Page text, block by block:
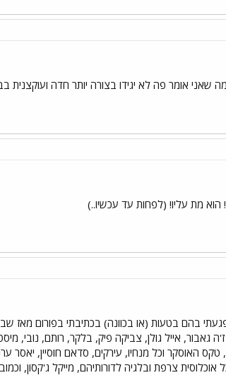
אומר פה לא יגידו בצורה יותר חדה ועוקצנית
הוא מת עליו! (לפחות עד עכשיו..)
בהם בטעות (או בכוונה) בכתיבתי בפורום מאז
גאבור, אייל גולן, צביקה פיק, בלקר, רותם, נובי,
טקס האוסקר וכל מנחיו, עירקים, סדאם חוסיין,
צרפת ובלגיה לדורותיהם, מייקל ג'קסון,